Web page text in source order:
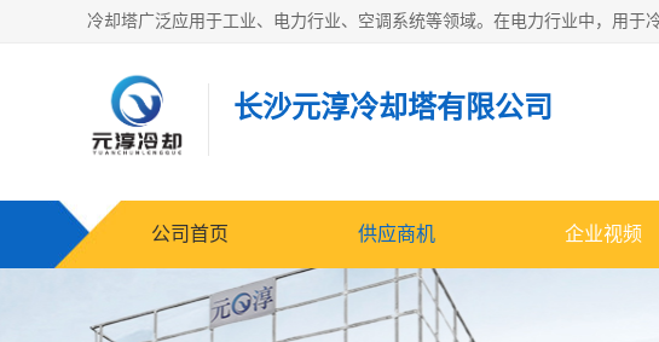
长沙元淳冷却塔有限公司
公司首页 供应商机 企业视频